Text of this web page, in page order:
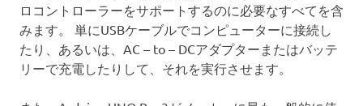
ロコントローラーをサポートするのに必要なすべてを含
みます。 単にUSBケーブルでコンピューターに接続し
たり、あるいは、AC – to – DCアダプターまたはバッテ
リーで充電したりして、それを実行させます。